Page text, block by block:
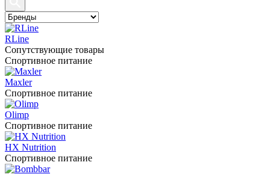
RLine
Сопутствующие товары
Спортивное питание
Maxler
Спортивное питание
Olimp
Спортивное питание
HX Nutrition
Спортивное питание